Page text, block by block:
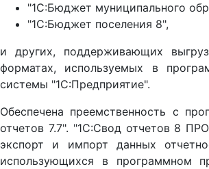
"1С:Бюджет муниципального
"1С:Бюджет поселения 8",
и других, поддерживающих
форматах, используемых в
системы "1С:Предприятие".
Обеспечена преемственность с
отчетов 7.7". "1С:Свод отчетов 8
экспорт и импорт данных
использующихся в программном